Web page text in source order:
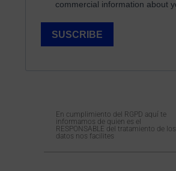
En cumplimiento del RGPD aquí te
informamos de quien es el
RESPONSABLE del tratamiento de los
datos nos facilites